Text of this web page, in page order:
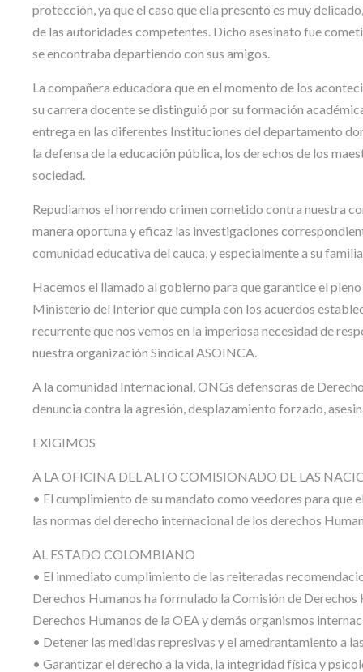
protección, ya que el caso que ella presentó es muy
de las autoridades competentes. Dicho asesinato fue
se encontraba departiendo con sus amigos.
La compañera educadora que en el momento de los
su carrera docente se distinguió por su formación
entrega en las diferentes Instituciones del departamento
la defensa de la educación pública, los derechos de los
sociedad.
Repudiamos el horrendo crimen cometido contra nuestra
manera oportuna y eficaz las investigaciones
comunidad educativa del cauca, y especialmente a su
Hacemos el llamado al gobierno para que garantice el
Ministerio del Interior que cumpla con los acuerdos
recurrente que nos vemos en la imperiosa necesidad de
nuestra organización Sindical ASOINCA.
A la comunidad Internacional, ONGs defensoras de
denuncia contra la agresión, desplazamiento forzado,
EXIGIMOS
A LA OFICINA DEL ALTO COMISIONADO DE LAS
• El cumplimiento de su mandato como veedores para
las normas del derecho internacional de los derechos
AL ESTADO COLOMBIANO
• El inmediato cumplimiento de las reiteradas
Derechos Humanos ha formulado la Comisión de
Derechos Humanos de la OEA y demás organismos
• Detener las medidas represivas y el amedrantamiento a
• Garantizar el derecho a la vida, la integridad física y